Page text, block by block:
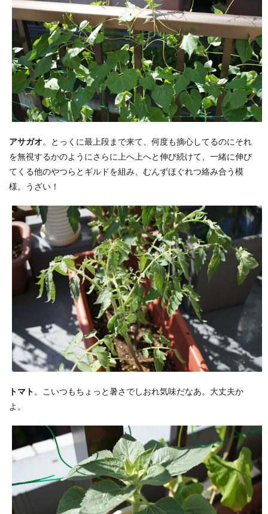
アサガオ。とっくに最上段まで来て、何度も摘心してるのにそれ
を無視するかのようにさらに上へ上へと伸び続けて、一緒に伸び
てくる他のやつらとギルドを組み、むんずほぐれつ絡み合う模
様。うざい！
トマト 。こいつもちょっと暑さでしおれ気味だなあ。大丈夫か
よ。